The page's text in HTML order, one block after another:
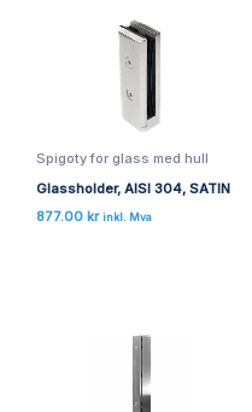
Spigoty for glass med hull
Glassholder, AISI 304, SATIN
877.00 kr inkl. Mva